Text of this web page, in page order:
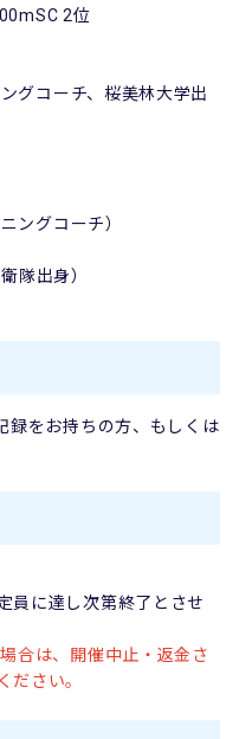
2位
グコーチ、桜美林大学出
ングコーチ）
隊出身）
録をお持ちの方、もしくは
員に達し次第終了とさせ
合は、開催中止・返金さ
ださい。